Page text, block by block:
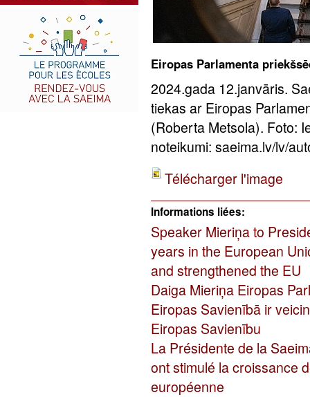
Eiropas Parlamenta
2024.gada 12.janvāris.
tiekas ar Eiropas
(Roberta Metsola). Foto:
noteikumi: saeima.lv/lv/
Télécharger l'image
Informations liées:
Speaker Mieriņa to
years in the European
and strengthened the EU
Daiga Mieriņa Eiropas
Eiropas Savienībā ir
Eiropas Savienību
La Présidente de la
ont stimulé la croissance
européenne